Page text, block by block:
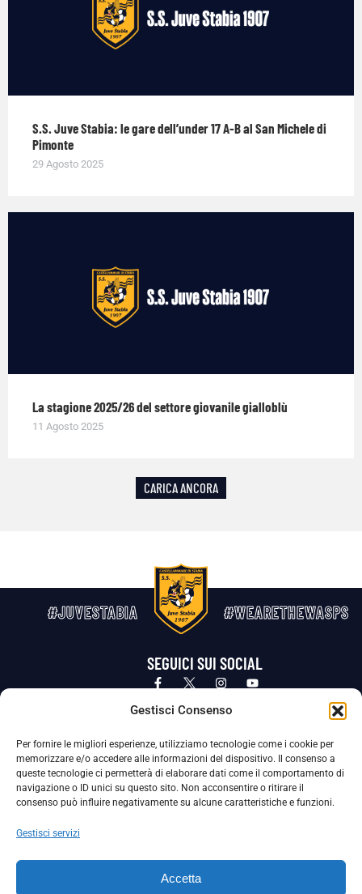
Gestisci Consenso
Per fornire le migliori esperienze, utilizziamo tecnologie come i cookie per
memorizzare e/o accedere alle informazioni del dispositivo. Il consenso a
queste tecnologie ci permetterà di elaborare dati come il comportamento di
navigazione o ID unici su questo sito. Non acconsentire o ritirare il
consenso può influire negativamente su alcune caratteristiche e funzioni.
Gestisci servizi
Accetta
S.S. Juve Stabia: le gare dell’under 17 A-B al San Michele di
Pimonte
29 Agosto 2025
La stagione 2025/26 del settore giovanile gialloblù
11 Agosto 2025
CARICA ANCORA
#JUVESTABIA #WEARETHEWASPS
SEGUICI SUI SOCIAL
Privacy Policy Cookie Policy
La Società ha nominato il Responsabile della Protezione dei Dati Personali (DPO), figura specializzata che vigila sulle modalità
adottate dalla nostra Società per tutelare i Suoi dati personali.
Per contattare il DPO può scrivere a